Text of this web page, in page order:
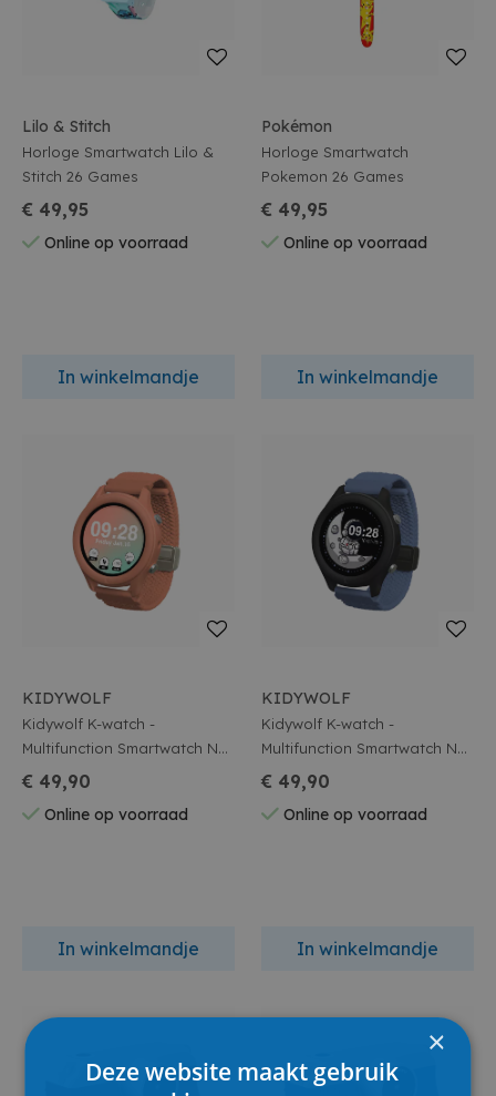
Lilo & Stitch
Horloge Smartwatch Lilo &
Stitch 26 Games
€ 49,95
Online op voorraad
In winkelmandje
Pokémon
Horloge Smartwatch
Pokemon 26 Games
€ 49,95
Online op voorraad
In winkelmandje
KIDYWOLF
Kidywolf K-watch -
Multifunction Smartwatch No
Games - Coral
€ 49,90
Online op voorraad
In winkelmandje
KIDYWOLF
Kidywolf K-watch -
Multifunction Smartwatch No
Games - Blauw
€ 49,90
Online op voorraad
In winkelmandje
×
Deze website maakt gebruik